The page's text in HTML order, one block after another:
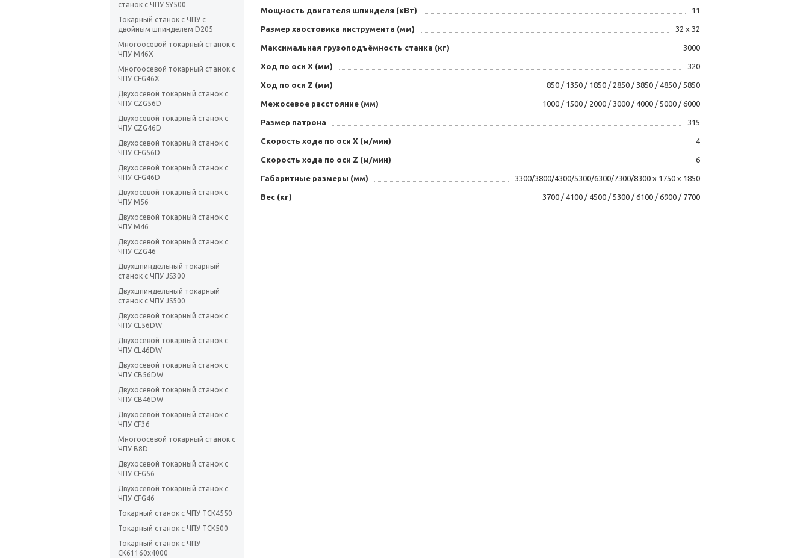
станок с ЧПУ SY500
Токарный станок с ЧПУ с
двойным шпинделем D205
Многоосевой токарный станок с
ЧПУ M46X
Многоосевой токарный станок с
ЧПУ CFG46X
Двухосевой токарный станок с
ЧПУ CZG56D
Двухосевой токарный станок с
ЧПУ CZG46D
Двухосевой токарный станок с
ЧПУ CFG56D
Двухосевой токарный станок с
ЧПУ CFG46D
Двухосевой токарный станок с
ЧПУ M56
Двухосевой токарный станок с
ЧПУ M46
Двухосевой токарный станок с
ЧПУ CZG46
Двухшпиндельный токарный
станок с ЧПУ JS300
Двухшпиндельный токарный
станок с ЧПУ JS500
Двухосевой токарный станок с
ЧПУ CL56DW
Двухосевой токарный станок с
ЧПУ CL46DW
Двухосевой токарный станок с
ЧПУ CB56DW
Двухосевой токарный станок с
ЧПУ CB46DW
Двухосевой токарный станок с
ЧПУ CF36
Многоосевой токарный станок с
ЧПУ B8D
Двухосевой токарный станок с
ЧПУ CFG56
Двухосевой токарный станок с
ЧПУ CFG46
Токарный станок с ЧПУ TCK4550
Токарный станок с ЧПУ TCK500
Токарный станок с ЧПУ
CK61160x4000
Мощность двигателя шпинделя (кВт) 11
Размер хвостовика инструмента (мм) 32 х 32
Максимальная грузоподъёмность станка (кг) 3000
Ход по оси X (мм) 320
Ход по оси Z (мм) 850 / 1350 / 1850 / 2850 / 3850 / 4850 / 5850
Межосевое расстояние (мм) 1000 / 1500 / 2000 / 3000 / 4000 / 5000 / 6000
Размер патрона 315
Скорость хода по оси X (м/мин) 4
Скорость хода по оси Z (м/мин) 6
Габаритные размеры (мм) 3300/3800/4300/5300/6300/7300/8300 х 1750 х 1850
Вес (кг) 3700 / 4100 / 4500 / 5300 / 6100 / 6900 / 7700